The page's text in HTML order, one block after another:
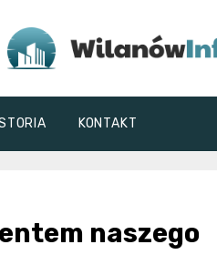
KONTAKT
naszego